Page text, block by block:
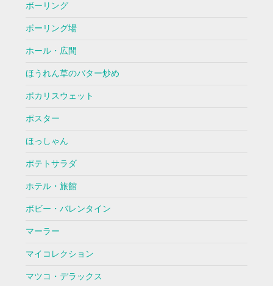
ボーリング
ボーリング場
ホール・広間
ほうれん草のバター炒め
ポカリスウェット
ポスター
ほっしゃん
ポテトサラダ
ホテル・旅館
ボビー・バレンタイン
マーラー
マイコレクション
マツコ・デラックス